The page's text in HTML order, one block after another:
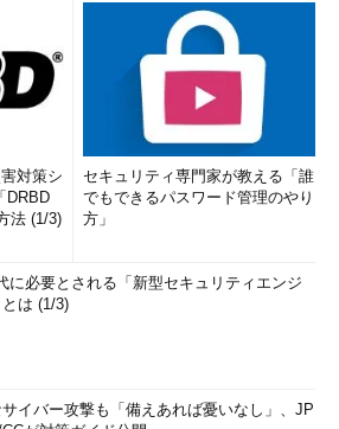
対策シ
DRBD
法 (1/3)
セキュリティ専門家が教える「誰
でもできるパスワード管理のやり
方」
に必要とされる「新型セキュリティエンジ
は (1/3)
イバー攻撃も「備えあれば憂いなし」、JP